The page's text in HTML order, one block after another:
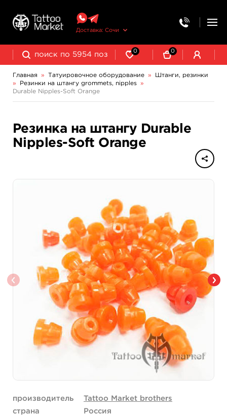
Доставка: Сочи
0 0
Главная » Татуировочное оборудование » Штанги, резинки
» Резинки на штангу grommets, nipples
»
Durable Nipples-Soft Orange
Резинка на штангу Durable
Nipples-Soft Orange
производитель
Tattoo Market brothers
страна
Россия